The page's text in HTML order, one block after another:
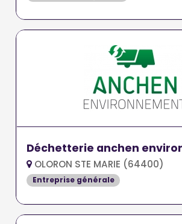
Déchetterie anchen
OLORON STE MARIE (64400)
Entreprise générale